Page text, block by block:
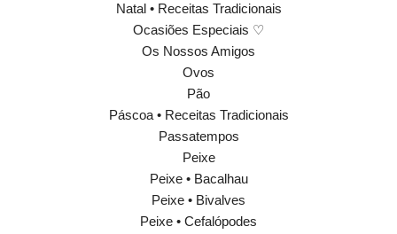
Natal • Receitas Tradicionais
Ocasiões Especiais ♡
Os Nossos Amigos
Ovos
Pão
Páscoa • Receitas Tradicionais
Passatempos
Peixe
Peixe • Bacalhau
Peixe • Bivalves
Peixe • Cefalópodes